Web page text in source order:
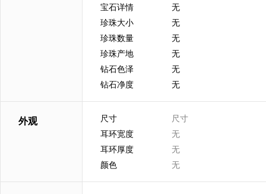
宝石详情
无
珍珠大小
无
珍珠数量
无
珍珠产地
无
钻石色泽
无
钻石净度
无
外观 尺寸
尺寸
耳环宽度
无
耳环厚度
无
颜色
无